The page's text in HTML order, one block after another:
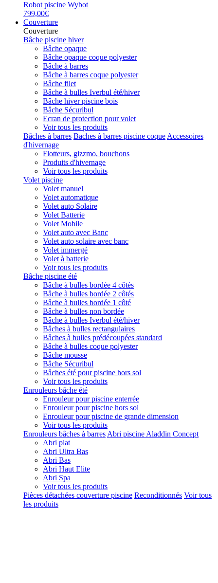
Robot piscine Wybot
799,00€
Couverture
Couverture
Bâche piscine hiver
Bâche opaque
Bâche opaque coque polyester
Bâche à barres
Bâche à barres coque polyester
Bâche filet
Bâche à bulles Iverbul été/hiver
Bâche hiver piscine bois
Bâche Sécuribul
Ecran de protection pour volet
Voir tous les produits
Bâches à barres Baches à barres piscine coque Accessoires
d'hivernage
Flotteurs, gizzmo, bouchons
Produits d'hivernage
Voir tous les produits
Volet piscine
Volet manuel
Volet automatique
Volet auto Solaire
Volet Batterie
Volet Mobile
Volet auto avec Banc
Volet auto solaire avec banc
Volet immergé
Volet à batterie
Voir tous les produits
Bâche piscine été
Bâche à bulles bordée 4 côtés
Bâche à bulles bordée 2 côtés
Bâche à bulles bordée 1 côté
Bâche à bulles non bordée
Bâche à bulles Iverbul été/hiver
Bâches à bulles rectangulaires
Bâches à bulles prédécoupées standard
Bâche à bulles coque polyester
Bâche mousse
Bâche Sécuribul
Bâches été pour piscine hors sol
Voir tous les produits
Enrouleurs bâche été
Enrouleur pour piscine enterrée
Enrouleur pour piscine hors sol
Enrouleur pour piscine de grande dimension
Voir tous les produits
Enrouleurs bâches à barres Abri piscine Aladdin Concept
Abri plat
Abri Ultra Bas
Abri Bas
Abri Haut Elite
Abri Spa
Voir tous les produits
Pièces détachées couverture piscine Reconditionnés Voir tous
les produits